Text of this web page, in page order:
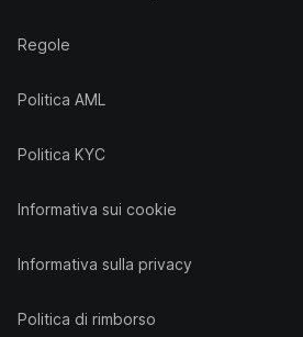
Regole
Politica AML
Politica KYC
Informativa sui cookie
Informativa sulla privacy
Politica di rimborso